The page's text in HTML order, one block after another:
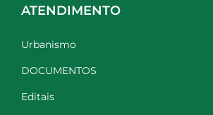
ATENDIMENTO
Urbanismo
DOCUMENTOS
Editais